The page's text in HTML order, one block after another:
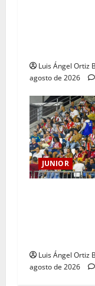
Luis Ángel Ortiz
agosto de 2026
JUNIOR
Luis Ángel Ortiz
agosto de 2026